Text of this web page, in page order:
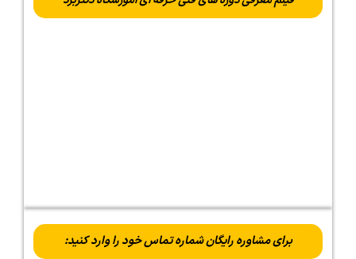
برای مشاوره رایگان شماره تماس خود را وارد کنید: